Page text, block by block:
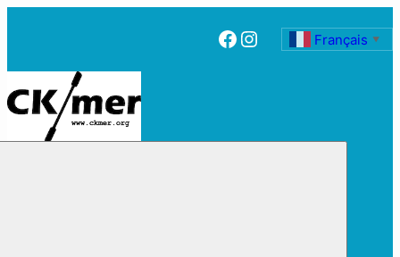
Facebook
InstagramFrançais ▼